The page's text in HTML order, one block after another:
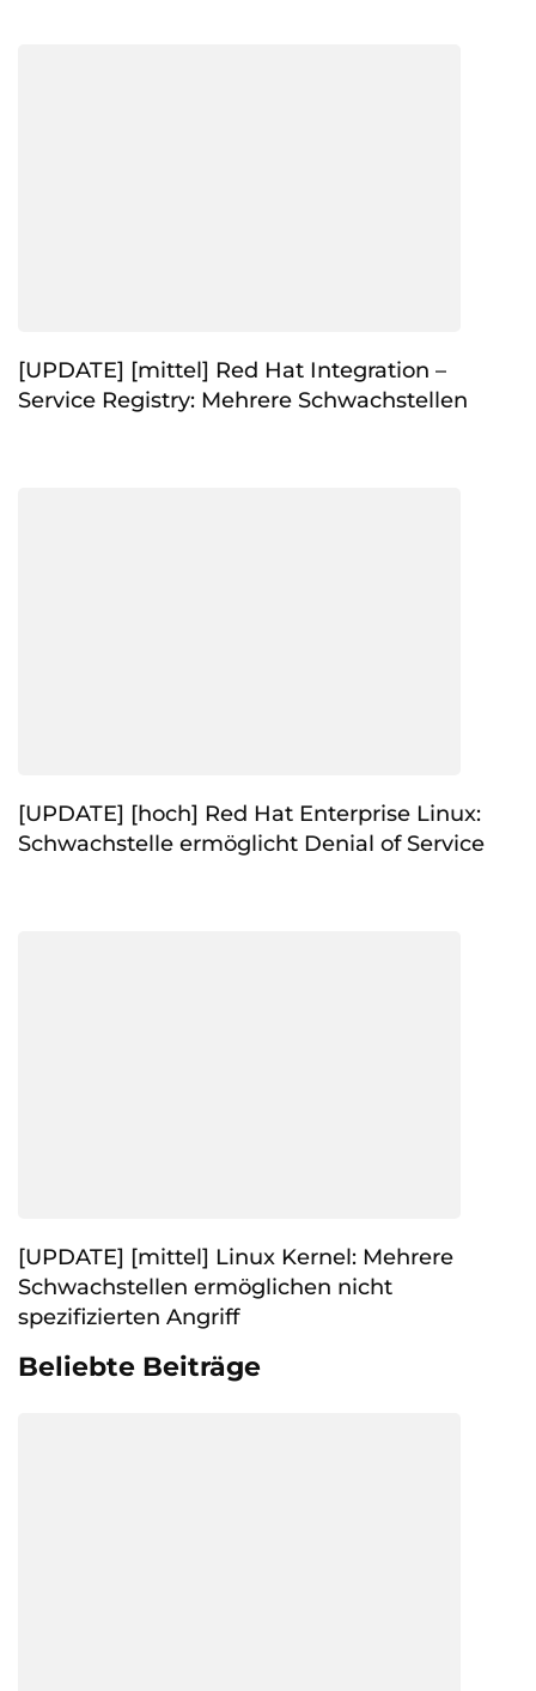
[UPDATE] [mittel] Red Hat Integration –
Service Registry: Mehrere Schwachstellen
[UPDATE] [hoch] Red Hat Enterprise Linux:
Schwachstelle ermöglicht Denial of Service
[UPDATE] [mittel] Linux Kernel: Mehrere
Schwachstellen ermöglichen nicht
spezifizierten Angriff
Beliebte Beiträge